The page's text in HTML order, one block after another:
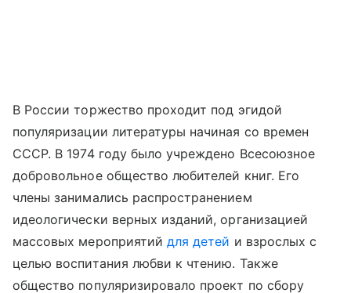
В России торжество проходит под эгидой
популяризации литературы начиная со времен
СССР. В 1974 году было учреждено Всесоюзное
добровольное общество любителей книг. Его
члены занимались распространением
идеологически верных изданий, организацией
массовых мероприятийдля детей и взрослых с
целью воспитания любви к чтению. Также
общество популяризировало проект по сбору